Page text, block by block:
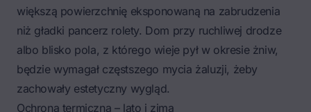
większą powierzchnię eksponowaną na zabrudzenia
niż gładki pancerz rolety. Dom przy ruchliwej drodze
albo blisko pola, z którego wieje pył w okresie żniw,
będzie wymagał częstszego mycia żaluzji, żeby
zachowały estetyczny wygląd.
Ochrona termiczna – lato i zima